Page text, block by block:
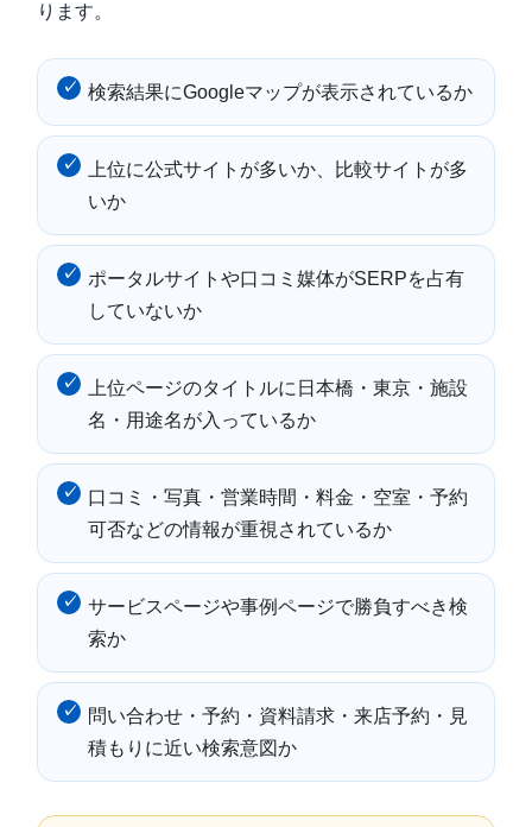
ります。
検索結果にGoogleマップが表示されているか
上位に公式サイトが多いか、比較サイトが多
いか
ポータルサイトや口コミ媒体がSERPを占有
していないか
上位ページのタイトルに日本橋・東京・施設
名・用途名が入っているか
口コミ・写真・営業時間・料金・空室・予約
可否などの情報が重視されているか
サービスページや事例ページで勝負すべき検
索か
問い合わせ・予約・資料請求・来店予約・見
積もりに近い検索意図か